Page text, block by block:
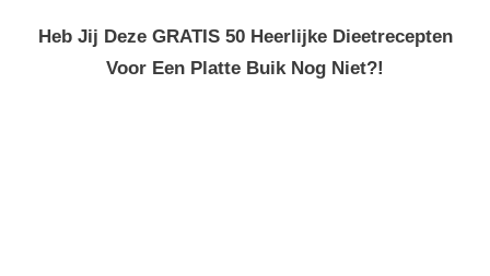
Heb Jij Deze GRATIS 50 Heerlijke Dieetrecepten
Voor Een Platte Buik Nog Niet?!